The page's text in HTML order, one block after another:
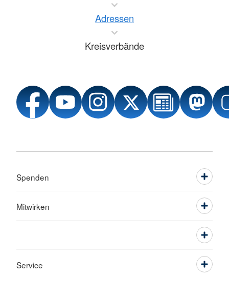
Adressen
Kreisverbände
Spenden
Mitwirken
Service